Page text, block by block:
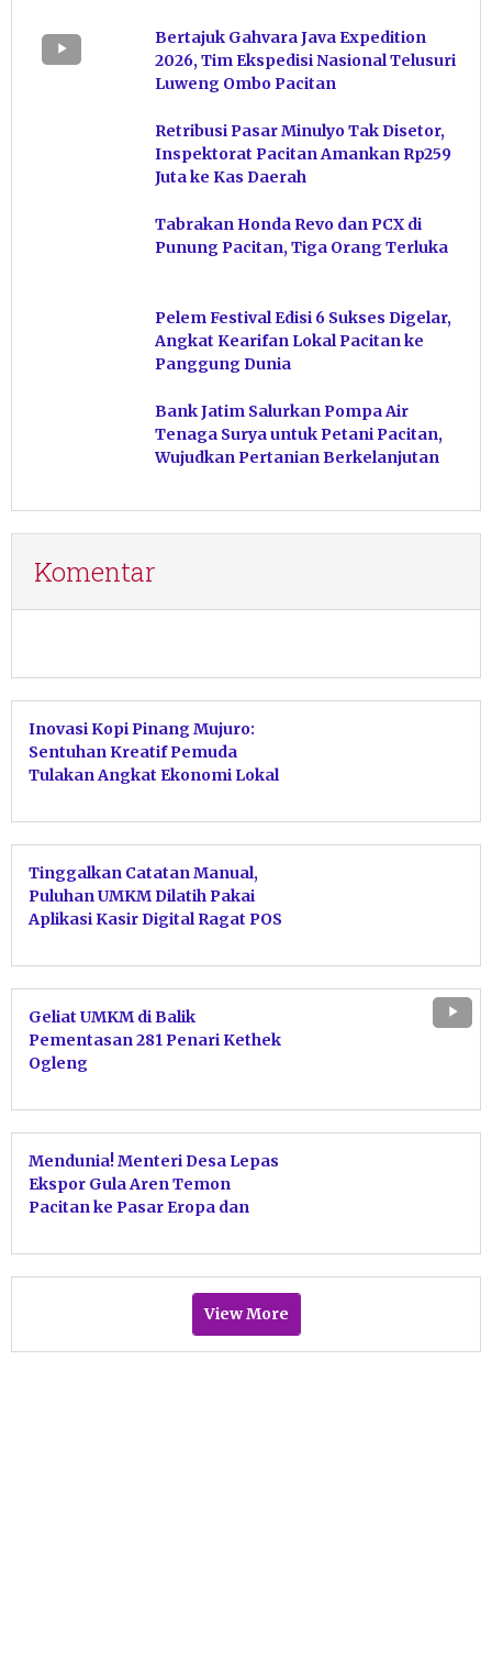
Bertajuk Gahvara Java Expedition
2026, Tim Ekspedisi Nasional Telusuri
Luweng Ombo Pacitan
Retribusi Pasar Minulyo Tak Disetor,
Inspektorat Pacitan Amankan Rp259
Juta ke Kas Daerah
Tabrakan Honda Revo dan PCX di
Punung Pacitan, Tiga Orang Terluka
Pelem Festival Edisi 6 Sukses Digelar,
Angkat Kearifan Lokal Pacitan ke
Panggung Dunia
Bank Jatim Salurkan Pompa Air
Tenaga Surya untuk Petani Pacitan,
Wujudkan Pertanian Berkelanjutan
Komentar
Inovasi Kopi Pinang Mujuro:
Sentuhan Kreatif Pemuda
Tulakan Angkat Ekonomi Lokal
Tinggalkan Catatan Manual,
Puluhan UMKM Dilatih Pakai
Aplikasi Kasir Digital Ragat POS
Geliat UMKM di Balik
Pementasan 281 Penari Kethek
Ogleng
Mendunia! Menteri Desa Lepas
Ekspor Gula Aren Temon
Pacitan ke Pasar Eropa dan
View More